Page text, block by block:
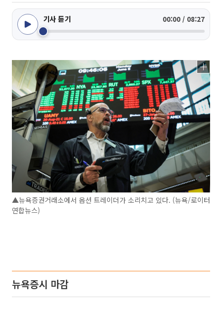
기사 듣기 00:00 / 08:27
▲뉴욕증권거래소에서 옵션 트레이더가 소리치고 있다. (뉴욕/로이터
연합뉴스)
뉴욕증시 마감